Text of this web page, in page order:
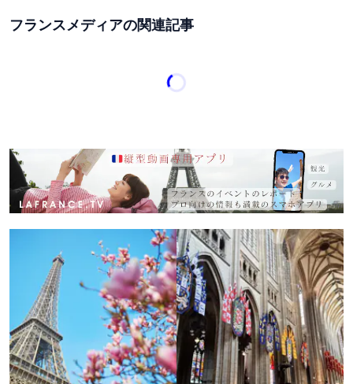
フランスメディアの関連記事